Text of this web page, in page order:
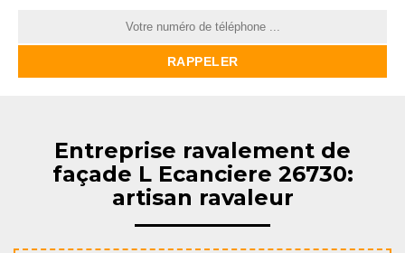
Entreprise ravalement de
façade L Ecanciere 26730:
artisan ravaleur